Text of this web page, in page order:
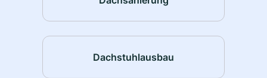
Dachstuhlausbau